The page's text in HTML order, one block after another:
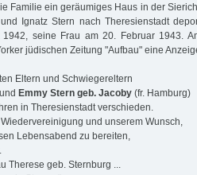
Familie ein geräumiges Haus in der
Ignatz Stern nach Theresienstadt
seine Frau am 20. Februar 1943.
jüdischen Zeitung "Aufbau" eine
Eltern und Schwiegereltern
und Emmy Stern geb. Jacoby (fr. Hamburg)
in Theresienstadt verschieden.
und unserem Wunsch,
Lebensabend zu bereiten,
Therese geb. Sternburg ...